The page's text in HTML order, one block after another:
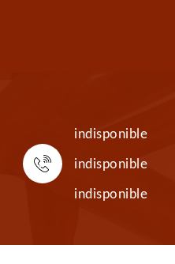
indisponible
indisponible
indisponible